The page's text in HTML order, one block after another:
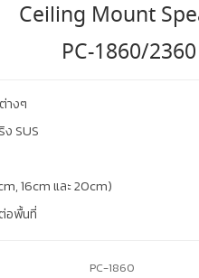
Ceiling Mount
PC-1860/2360
างๆ
SUS
16cm และ 20cm)
อพื้นที่
PC-1860